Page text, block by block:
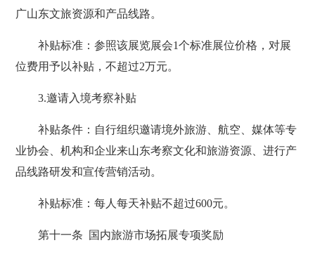
广山东文旅资源和产品线路。
补贴标准：参照该展览展会1个标准展位价格，对展
位费用予以补贴，不超过2万元。
3.邀请入境考察补贴
补贴条件：自行组织邀请境外旅游、航空、媒体等专
业协会、机构和企业来山东考察文化和旅游资源、进行产
品线路研发和宣传营销活动。
补贴标准：每人每天补贴不超过600元。
第十一条 国内旅游市场拓展专项奖励